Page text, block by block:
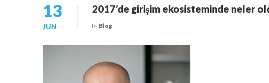
13
JUN
2017’de girişim ekosisteminde neler
In Blog